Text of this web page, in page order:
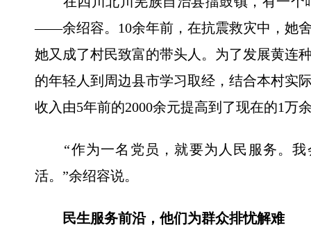
——余绍容。10余年前，在抗震救灾中，她
她又成了村民致富的带头人。为了发展黄连
的年轻人到周边县市学习取经，结合本村实
收入由5年前的2000余元提高到了现在的1万
“作为一名党员，就要为人民服务。我
活。”余绍容说。
民生服务前沿，他们为群众排忧解难